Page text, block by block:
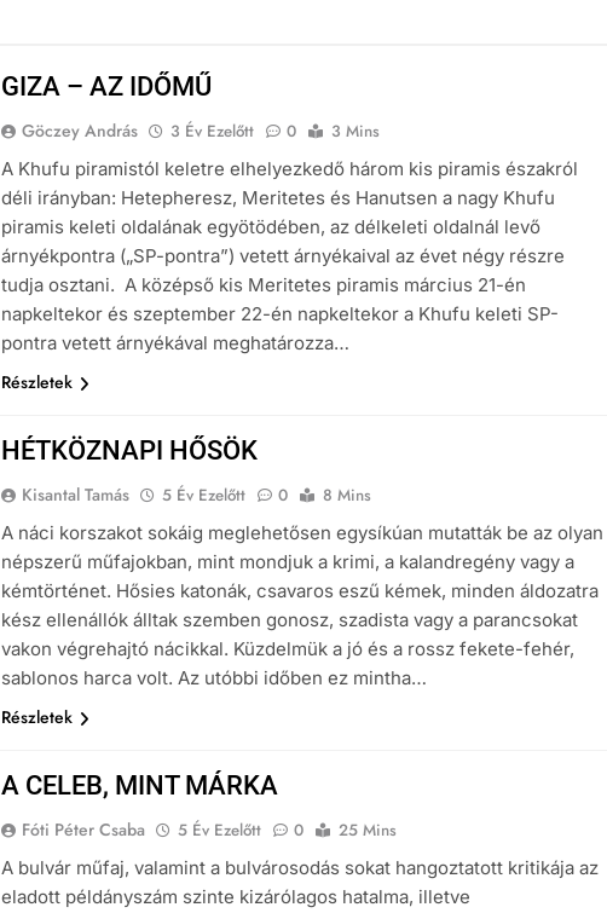
GIZA – AZ IDŐMŰ
Göczey András 3 Év Ezelőtt 0
3 Mins
A Khufu piramistól keletre elhelyezkedő három kis piramis északról
déli irányban: Hetepheresz, Meritetes és Hanutsen a nagy Khufu
piramis keleti oldalának egyötödében, az délkeleti oldalnál levő
árnyékpontra („SP-pontra”) vetett árnyékaival az évet négy részre
tudja osztani. A középső kis Meritetes piramis március 21-én
napkeltekor és szeptember 22-én napkeltekor a Khufu keleti SP-
pontra vetett árnyékával meghatározza…
Részletek
HÉTKÖZNAPI HŐSÖK
Kisantal Tamás 5 Év Ezelőtt 0
8 Mins
A náci korszakot sokáig meglehetősen egysíkúan mutatták be az olyan
népszerű műfajokban, mint mondjuk a krimi, a kalandregény vagy a
kémtörténet. Hősies katonák, csavaros eszű kémek, minden áldozatra
kész ellenállók álltak szemben gonosz, szadista vagy a parancsokat
vakon végrehajtó nácikkal. Küzdelmük a jó és a rossz fekete-fehér,
sablonos harca volt. Az utóbbi időben ez mintha…
Részletek
A CELEB, MINT MÁRKA
Fóti Péter Csaba 5 Év Ezelőtt 0
25 Mins
A bulvár műfaj, valamint a bulvárosodás sokat hangoztatott kritikája az
eladott példányszám szinte kizárólagos hatalma, illetve